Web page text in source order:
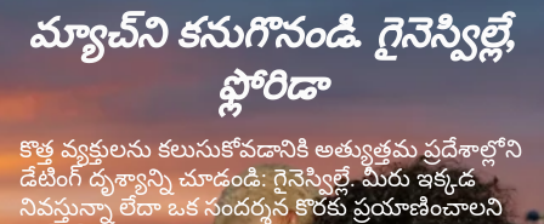
e
r
మ్
మ్యాచ్‌ని కనుగొనండి. గైనెస్విల్లే,
ఫ్లోరిడా
కొత్త వ్యక్తులను కలుసుకోవడానికి అత్యుత్తమ ప్రదేశాల్లోని
డేటింగ్ దృశ్యాన్ని చూడండి: గైనెస్విల్లే. మీరు ఇక్కడ
నివస్తున్నా లేదా ఒక సందర్శన కొరకు ప్రయాణించాలని